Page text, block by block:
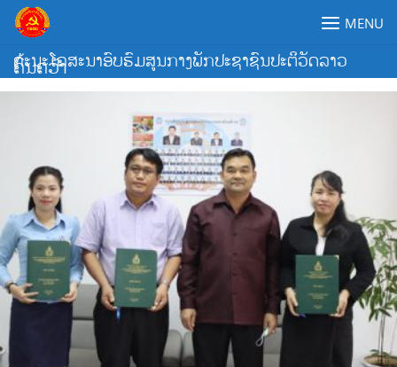
Skip
content
ຄະນະໂຄສະນາອົບຮົມສູນກາງພັກປະຊາຊົນປະຕິວັດລາວ
MENU
ຄົ້ນຄວ້າ